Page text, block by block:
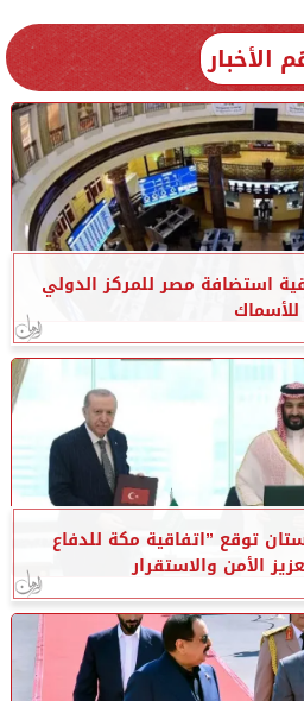
الأخبار
استضافة مصر للمركز الدولي
للأسماك
توقع ”اتفاقية مكة للدفاع
الأمن والاستقرار